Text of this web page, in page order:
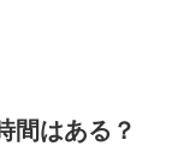
間はある？